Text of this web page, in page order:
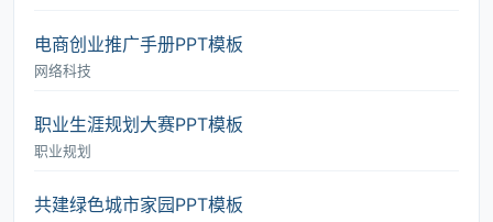
电商创业推广手册PPT模板
网络科技
职业生涯规划大赛PPT模板
职业规划
共建绿色城市家园PPT模板